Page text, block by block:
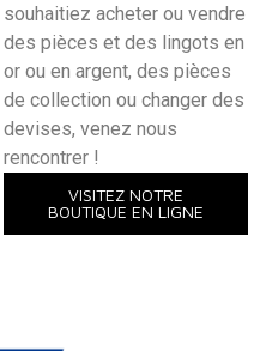
souhaitiez acheter ou vendre
des pièces et des lingots en
or ou en argent, des pièces
de collection ou changer des
devises, venez nous
rencontrer !
VISITEZ NOTRE
BOUTIQUE EN LIGNE